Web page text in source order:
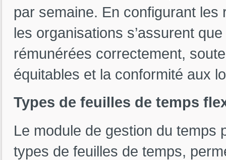
par semaine. En configurant
les organisations s’assurent
rémunérées correctement,
équitables et la conformité aux
Types de feuilles de temps
Le module de gestion du temps
types de feuilles de temps,